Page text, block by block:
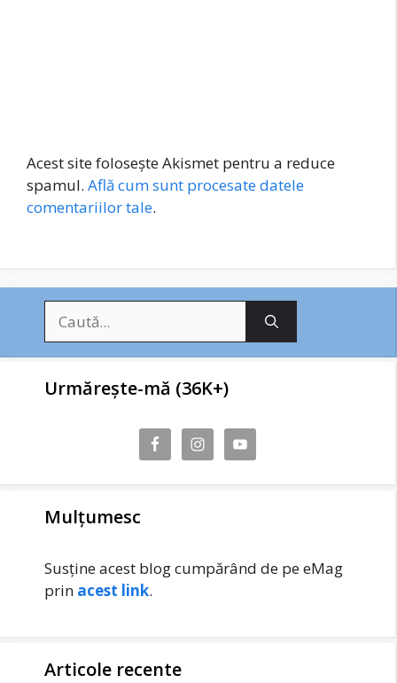
Acest site folosește Akismet pentru a reduce
spamul. Află cum sunt procesate datele
comentariilor tale.
după:
Urmărește-mă (36K+)
Mulțumesc
Susține acest blog cumpărând de pe eMag
prin acest link.
Articole recente